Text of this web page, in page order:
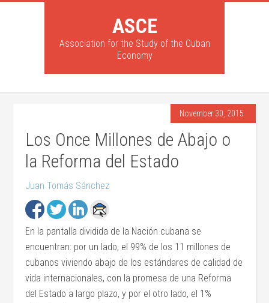
ASCE
Association for the Study of the Cuban
Economy
November 30, 2015
Los Once Millones de Abajo o
la Reforma del Estado
Juan Tomás Sánchez
En la pantalla dividida de la Nación cubana se
encuentran: por un lado, el 99% de los 11 millones de
cubanos viviendo abajo de los estándares de calidad de
vida internacionales, con la promesa de una Reforma
del Estado a largo plazo, y por el otro lado, el 1%